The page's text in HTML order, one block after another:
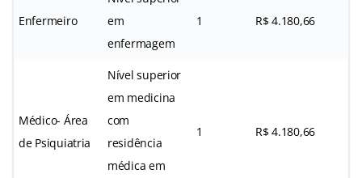
Enfermeiro
em
enfermagem
1 R$ 4.180,66
Médico- Área
de Psiquiatria
Nível superior
em medicina
com
residência
médica em
1 R$ 4.180,66